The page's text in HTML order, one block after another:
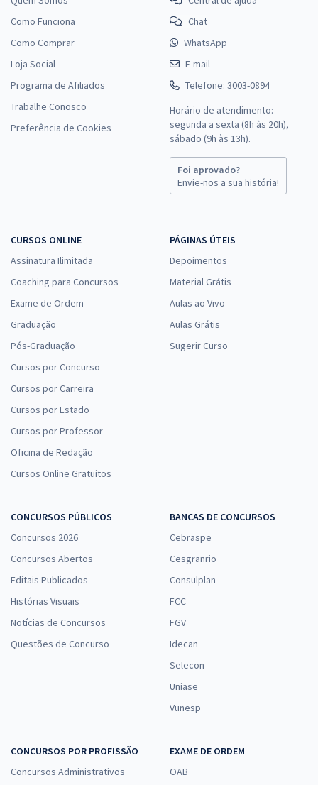
Como Funciona
Como Comprar
Loja Social
Programa de Afiliados
Trabalhe Conosco
Preferência de Cookies
Chat
WhatsApp
E-mail
Telefone: 3003-0894
Horário de atendimento:
segunda a sexta (8h às 20h),
sábado (9h às 13h).
Foi aprovado?
Envie-nos a sua história!
CURSOS ONLINE
Assinatura Ilimitada
Coaching para Concursos
Exame de Ordem
Graduação
Pós-Graduação
Cursos por Concurso
Cursos por Carreira
Cursos por Estado
Cursos por Professor
Oficina de Redação
Cursos Online Gratuitos
PÁGINAS ÚTEIS
Depoimentos
Material Grátis
Aulas ao Vivo
Aulas Grátis
Sugerir Curso
CONCURSOS PÚBLICOS
Concursos 2026
Concursos Abertos
Editais Publicados
Histórias Visuais
Notícias de Concursos
Questões de Concurso
BANCAS DE CONCURSOS
Cebraspe
Cesgranrio
Consulplan
FCC
FGV
Idecan
Selecon
Uniase
Vunesp
CONCURSOS POR PROFISSÃO
Concursos Administrativos
EXAME DE ORDEM
OAB